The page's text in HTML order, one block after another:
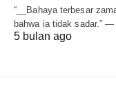
“__Bahaya terbesar
bahwa ia tidak sadar.”
5 bulan ago